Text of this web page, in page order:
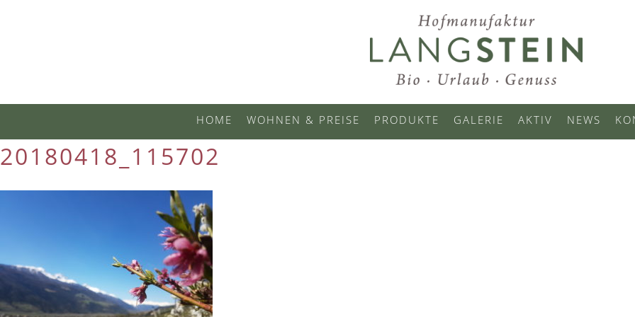
HOME WOHNEN & PREISE PRODUKTE GALERIE AKTIV NEWS
20180418_115702